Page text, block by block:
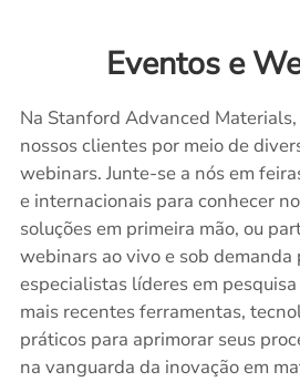
Eventos e
Na Stanford Advanced
nossos clientes por meio de
webinars. Junte-se a nós em
e internacionais para conhecer
soluções em primeira mão, ou
webinars ao vivo e sob demanda
especialistas líderes em
mais recentes ferramentas,
práticos para aprimorar seus
na vanguarda da inovação em